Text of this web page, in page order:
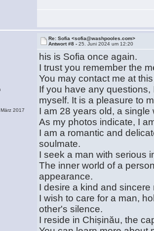
2017
Re: Sofia <sofia@washpooles.com>
Antwort #8 -25. Juni 2024 um 12:20
his is Sofia once again.
I trust you remember the
You may contact me at
If you have any
myself. It is a pleasure to
I am 28 years old, a
As my photos indicate, I
I am a romantic and
soulmate.
I seek a man with serious
The inner world of a
appearance.
I desire a kind and
I wish to care for a man,
other's silence.
I reside in Chișinău, the